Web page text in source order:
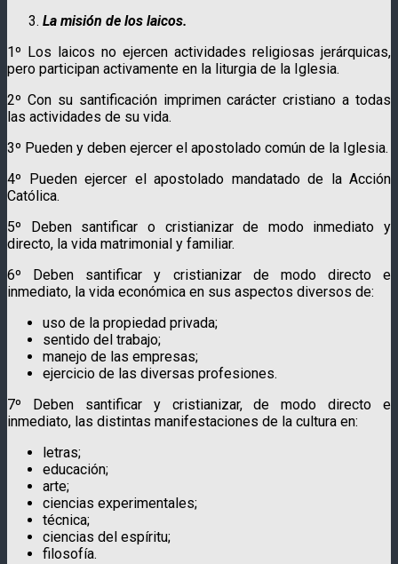
La misión de los laicos.
1º Los laicos no ejercen actividades religiosas jerárquicas,
pero participan activamente en la liturgia de la Iglesia.
2º Con su santificación imprimen carácter cristiano a todas
las actividades de su vida.
3º Pueden y deben ejercer el apostolado común de la Iglesia.
4º Pueden ejercer el apostolado mandatado de la Acción
Católica.
5º Deben santificar o cristianizar de modo inmediato y
directo, la vida matrimonial y familiar.
6º Deben santificar y cristianizar de modo directo e
inmediato, la vida económica en sus aspectos diversos de:
uso de la propiedad privada;
sentido del trabajo;
manejo de las empresas;
ejercicio de las diversas profesiones.
7º Deben santificar y cristianizar, de modo directo e
inmediato, las distintas manifestaciones de la cultura en:
letras;
educación;
arte;
ciencias experimentales;
técnica;
ciencias del espíritu;
filosofía.